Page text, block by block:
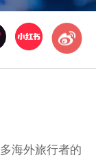
海外旅行者的